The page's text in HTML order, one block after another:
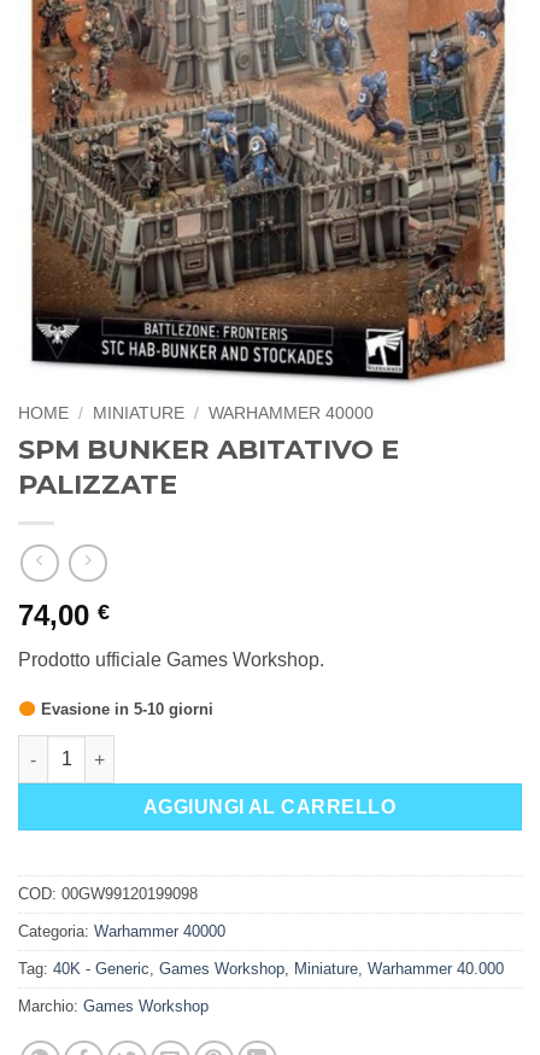
HOME / MINIATURE / WARHAMMER 40000
SPM BUNKER ABITATIVO E
PALIZZATE
74,00 €
Prodotto ufficiale Games Workshop.
Evasione in 5-10 giorni
SPM BUNKER ABITATIVO E PALIZZATE quantità
AGGIUNGI AL CARRELLO
COD: 00GW99120199098
Categoria: Warhammer 40000
Tag: 40K - Generic Games Workshop Miniature Warhammer 40.000
Marchio: Games Workshop